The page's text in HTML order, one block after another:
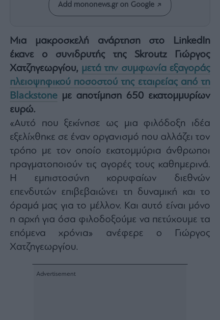
Vivants
Auto
Life
&
Style
Υγεία
Architecture
&
Fashion
&
Art
Watches
Yachts
Table
Two
Μετοχές
Add mononews.gr on Google
Μια μακροσκελή ανάρτηση στο LinkedIn
έκανε ο συνιδρυτής της Skroutz Γιώργος
Χατζηγεωργίου, μετά την συμφωνία εξαγοράς
πλειοψηφικού ποσοστού της εταιρείας από τη
Blackstone με αποτίμηση 650 εκατομμυρίων
ευρώ.
«Αυτό που ξεκίνησε ως μια φιλόδοξη ιδέα
εξελίχθηκε σε έναν οργανισμό που αλλάζει τον
τρόπο με τον οποίο εκατομμύρια άνθρωποι
πραγματοποιούν τις αγορές τους καθημερινά.
Η εμπιστοσύνη κορυφαίων διεθνών
επενδυτών επιβεβαιώνει τη δυναμική και το
όραμά μας για το μέλλον. Και αυτό είναι μόνο
η αρχή για όσα φιλοδοξούμε να πετύχουμε τα
επόμενα χρόνια» ανέφερε ο Γιώργος
Χατζηγεωργίου.